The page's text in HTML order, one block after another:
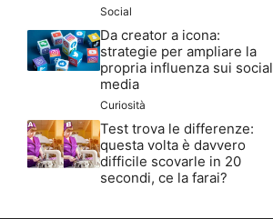
Social
Da creator a icona:
strategie per ampliare la
propria influenza sui social
media
Curiosità
Test trova le differenze:
questa volta è davvero
difficile scovarle in 20
secondi, ce la farai?